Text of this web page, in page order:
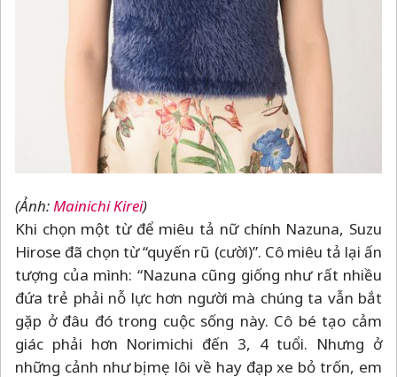
(Ảnh:Mainichi Kirei)
Khi chọn một từ để miêu tả nữ chính Nazuna, Suzu
Hirose đã chọn từ “quyến rũ (cười)”. Cô miêu tả lại ấn
tượng của mình: “Nazuna cũng giống như rất nhiều
đứa trẻ phải nỗ lực hơn người mà chúng ta vẫn bắt
gặp ở đâu đó trong cuộc sống này. Cô bé tạo cảm
giác phải hơn Norimichi đến 3, 4 tuổi. Nhưng ở
những cảnh như bị mẹ lôi về hay đạp xe bỏ trốn, em